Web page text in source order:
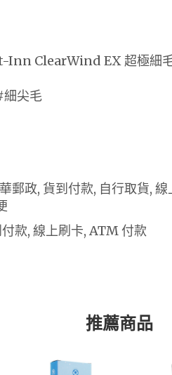
Inn ClearWind EX 超極細
細尖毛
郵政, 貨到付款, 自行取貨,
款, 線上刷卡, ATM 付款
推薦商品